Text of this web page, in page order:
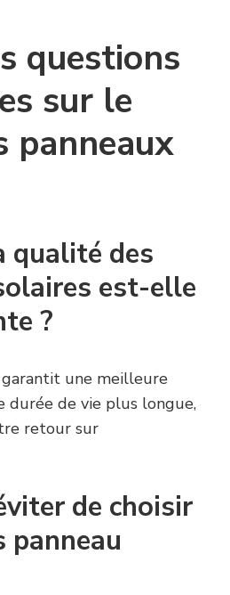
questions
sur le
panneaux
qualité des
est-elle
?
une meilleure
durée de vie plus longue,
retour sur
de choisir
panneau